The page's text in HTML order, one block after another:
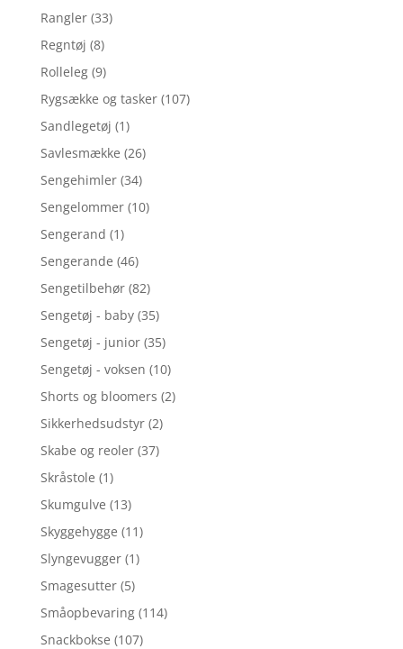
Rangler (33)
Regntøj (8)
Rolleleg (9)
Rygsække og tasker (107)
Sandlegetøj (1)
Savlesmække (26)
Sengehimler (34)
Sengelommer (10)
Sengerand (1)
Sengerande (46)
Sengetilbehør (82)
Sengetøj - baby (35)
Sengetøj - junior (35)
Sengetøj - voksen (10)
Shorts og bloomers (2)
Sikkerhedsudstyr (2)
Skabe og reoler (37)
Skråstole (1)
Skumgulve (13)
Skyggehygge (11)
Slyngevugger (1)
Smagesutter (5)
Småopbevaring (114)
Snackbokse (107)